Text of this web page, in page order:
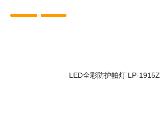
LED全彩防护帕灯 LP-1915Z